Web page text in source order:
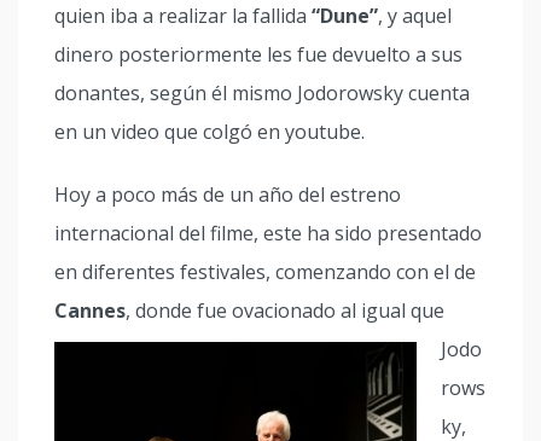
quien iba a realizar la fallida “Dune”, y aquel
dinero posteriormente les fue devuelto a sus
donantes, según él mismo Jodorowsky cuenta
en un video que colgó en youtube.
Hoy a poco más de un año del estreno
internacional del filme, este ha sido presentado
en diferentes festivales, comenzando con el de
Cannes, donde fue ovacionado al igual que
Jodo
rows
ky,